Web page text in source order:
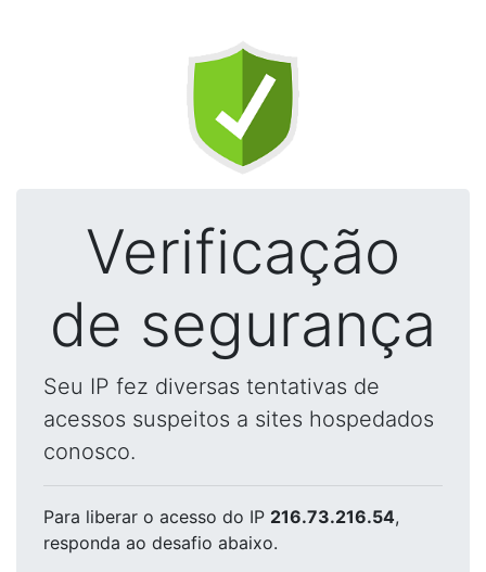
Verificação
de segurança
Seu IP fez diversas tentativas de
acessos suspeitos a sites hospedados
conosco.
Para liberar o acesso do IP 216.73.216.54,
responda ao desafio abaixo.